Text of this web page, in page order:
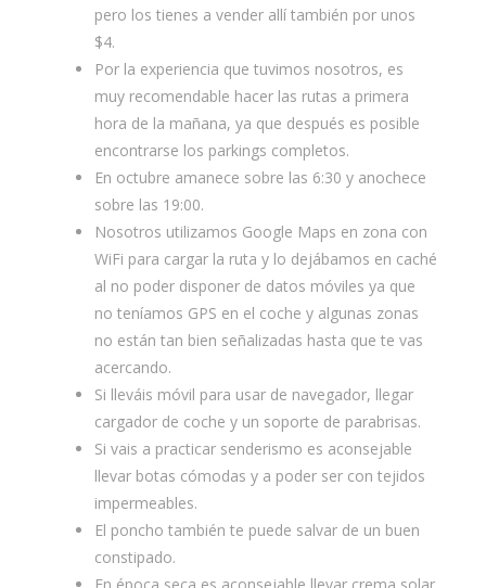
pero los tienes a vender allí también por unos
$4.
Por la experiencia que tuvimos nosotros, es
muy recomendable hacer las rutas a primera
hora de la mañana, ya que después es posible
encontrarse los parkings completos.
En octubre amanece sobre las 6:30 y anochece
sobre las 19:00.
Nosotros utilizamos Google Maps en zona con
WiFi para cargar la ruta y lo dejábamos en caché
al no poder disponer de datos móviles ya que
no teníamos GPS en el coche y algunas zonas
no están tan bien señalizadas hasta que te vas
acercando.
Si lleváis móvil para usar de navegador, llegar
cargador de coche y un soporte de parabrisas.
Si vais a practicar senderismo es aconsejable
llevar botas cómodas y a poder ser con tejidos
impermeables.
El poncho también te puede salvar de un buen
constipado.